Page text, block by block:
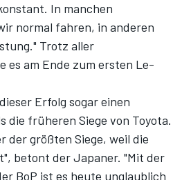
In manchen
normal fahren, in anderen
Trotz aller
es am Ende zum ersten Le-
Erfolg sogar einen
die früheren Siege von Toyota.
der größten Siege, weil die
betont der Japaner. "Mit der
BoP ist es heute unglaublich